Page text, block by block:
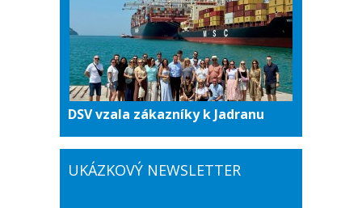
DSV vzala zákazníky k Jadranu
UKÁZKOVÝ NEWSLETTER